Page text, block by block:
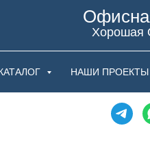
Хорошая
НАШИ ПРОЕКТЫ